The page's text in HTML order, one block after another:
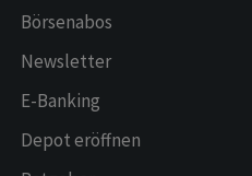
Börsenabos
Newsletter
E-Banking
Depot eröffnen